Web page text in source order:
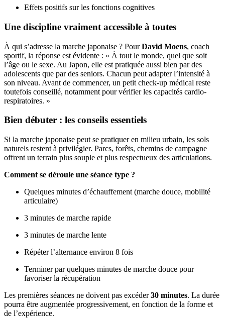
Effets positifs sur les fonctions cognitives
Une discipline vraiment accessible à toutes
À qui s’adresse la marche japonaise ? Pour David Moens, coach
sportif, la réponse est évidente : « À tout le monde, quel que soit
l’âge ou le sexe. Au Japon, elle est pratiquée aussi bien par des
adolescents que par des seniors. Chacun peut adapter l’intensité à
son niveau. Avant de commencer, un petit check-up médical reste
toutefois conseillé, notamment pour vérifier les capacités cardio-
respiratoires. »
Bien débuter : les conseils essentiels
Si la marche japonaise peut se pratiquer en milieu urbain, les sols
naturels restent à privilégier. Parcs, forêts, chemins de campagne
offrent un terrain plus souple et plus respectueux des articulations.
Comment se déroule une séance type ?
Quelques minutes d’échauffement (marche douce, mobilité
articulaire)
3 minutes de marche rapide
3 minutes de marche lente
Répéter l’alternance environ 8 fois
Terminer par quelques minutes de marche douce pour
favoriser la récupération
Les premières séances ne doivent pas excéder30 minutes. La durée
pourra être augmentée progressivement, en fonction de la forme et
de l’expérience.